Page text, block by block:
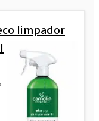
limpador